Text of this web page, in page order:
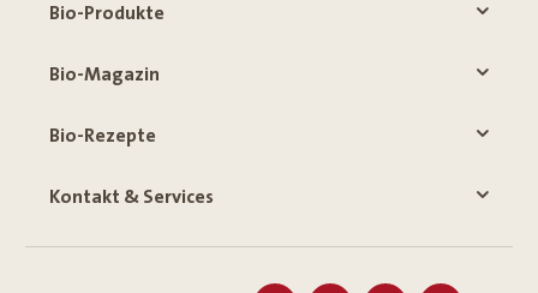
Bio-Produkte
Bio-Magazin
Bio-Rezepte
Kontakt & Services